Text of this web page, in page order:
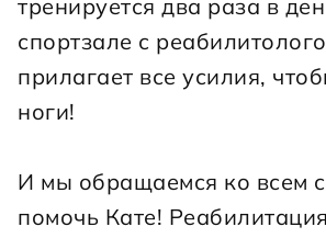
тренируется два раза в
спортзале с
прилагает все усилия,
ноги!
И мы обращаемся ко всем
помочь Кате!